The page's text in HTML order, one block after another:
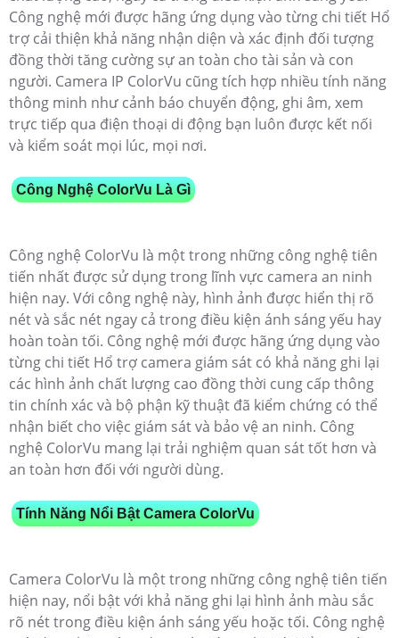
Công nghệ mới được hãng ứng dụng vào từng chi tiết Hổ
trợ cải thiện khả năng nhận diện và xác định đối tượng
đồng thời tăng cường sự an toàn cho tài sản và con
người. Camera IP ColorVu cũng tích hợp nhiều tính năng
thông minh như cảnh báo chuyển động, ghi âm, xem
trực tiếp qua điện thoại di động bạn luôn được kết nối
và kiểm soát mọi lúc, mọi nơi.
Công Nghệ ColorVu Là Gì
Công nghệ ColorVu là một trong những công nghệ tiên
tiến nhất được sử dụng trong lĩnh vực camera an ninh
hiện nay. Với công nghệ này, hình ảnh được hiển thị rõ
nét và sắc nét ngay cả trong điều kiện ánh sáng yếu hay
hoàn toàn tối. Công nghệ mới được hãng ứng dụng vào
từng chi tiết Hổ trợ camera giám sát có khả năng ghi lại
các hình ảnh chất lượng cao đồng thời cung cấp thông
tin chính xác và bộ phận kỹ thuật đã kiểm chứng có thể
nhận biết cho việc giám sát và bảo vệ an ninh. Công
nghệ ColorVu mang lại trải nghiệm quan sát tốt hơn và
an toàn hơn đối với người dùng.
Tính Năng Nổi Bật Camera ColorVu
Camera ColorVu là một trong những công nghệ tiên tiến
hiện nay, nổi bật với khả năng ghi lại hình ảnh màu sắc
rõ nét trong điều kiện ánh sáng yếu hoặc tối. Công nghệ